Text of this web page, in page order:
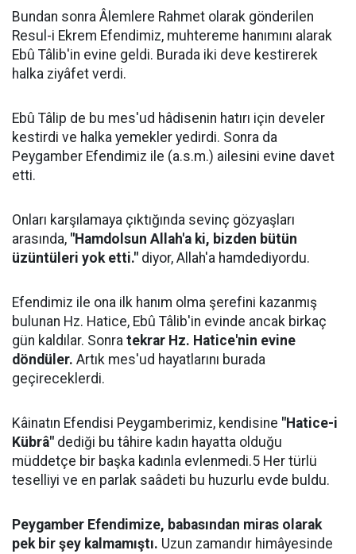
Bundan sonra Âlemlere Rahmet olarak gönderilen
Resul-i Ekrem Efendimiz, muhtereme hanımını alarak
Ebû Tâlib'in evine geldi. Burada iki deve kestirerek
halka ziyâfet verdi.
Ebû Tâlip de bu mes'ud hâdisenin hatırı için develer
kestirdi ve halka yemekler yedirdi. Sonra da
Peygamber Efendimiz ile (a.s.m.) ailesini evine davet
etti.
Onları karşılamaya çıktığında sevinç gözyaşları
arasında, "Hamdolsun Allah'a ki, bizden bütün
üzüntüleri yok etti." diyor, Allah'a hamdediyordu.
Efendimiz ile ona ilk hanım olma şerefini kazanmış
bulunan Hz. Hatice, Ebû Tâlib'in evinde ancak birkaç
gün kaldılar. Sonra tekrar Hz. Hatice'nin evine
döndüler. Artık mes'ud hayatlarını burada
geçireceklerdi.
Kâinatın Efendisi Peygamberimiz, kendisine "Hatice-i
Kübrâ" dediği bu tâhire kadın hayatta olduğu
müddetçe bir başka kadınla evlenmedi.5 Her türlü
teselliyi ve en parlak saâdeti bu huzurlu evde buldu.
Peygamber Efendimize, babasından miras olarak
pek bir şey kalmamıştı. Uzun zamandır himâyesinde